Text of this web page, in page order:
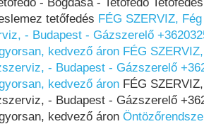
tetőfedés FÉG SZERVIZ,
- Budapest - Gázszerelő
kedvező áron FÉG
- Budapest - Gázszerelő
kedvező áron FÉG
- Budapest - Gázszerelő
kedvező áron